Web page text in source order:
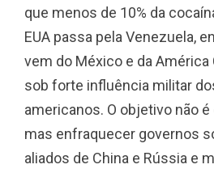
que menos de 10% da
EUA passa pela Venezuela,
vem do México e da
sob forte influência militar
americanos. O objetivo não
mas enfraquecer governos
aliados de China e Rússia e